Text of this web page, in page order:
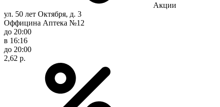
Акции
ул. 50 лет Октября, д. 3
Оффицина Аптека №12
до 20:00
в 16:16
до 20:00
2,62 р.